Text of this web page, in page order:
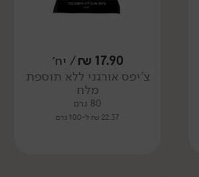
17.90
₪/ יח׳
צ'יפס אורגני ללא תוספת
מלח
80 גרם
22.37 ₪ ל-100 גרם